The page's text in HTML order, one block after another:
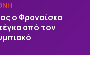
ο Φρανσίσκο
από τον